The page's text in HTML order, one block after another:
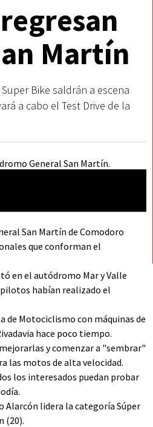
Martín
Bike saldrán a escena
a cabo el Test Drive de la
San Martín de Comodoro
que conforman el
en el autódromo Mar y Valle
habían realizado el
de Motociclismo con máquinas de
hace poco tiempo.
y comenzar a "sembrar"
las motos de alta velocidad.
los interesados puedan probar
Alarcón lidera la categoría Súper
(20).